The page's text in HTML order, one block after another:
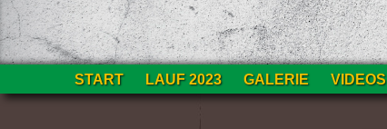
Zum
Inhalt
START LAUF 2023 GALERIE VIDEOS